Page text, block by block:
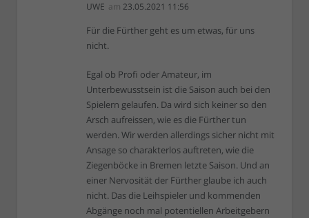
UWE am 23.05.2021 11:56
Für die Fürther geht es um etwas, für uns
nicht.
Egal ob Profi oder Amateur, im
Unterbewusstsein ist die Saison auch bei den
Spielern gelaufen. Da wird sich keiner so den
Arsch aufreissen, wie es die Fürther tun
werden. Wir werden allerdings sicher nicht mit
Ansage so charakterlos auftreten, wie die
Ziegenböcke in Bremen letzte Saison. Und an
einer Nervosität der Fürther glaube ich auch
nicht. Das die Leihspieler und kommenden
Abgänge noch mal potentiellen Arbeitgebern